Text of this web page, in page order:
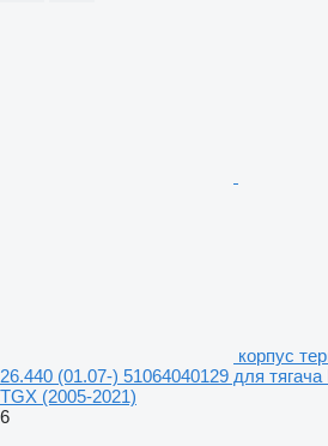
корпус
26.440 (01.07-) 51064040129 для
TGX (2005-2021)
6